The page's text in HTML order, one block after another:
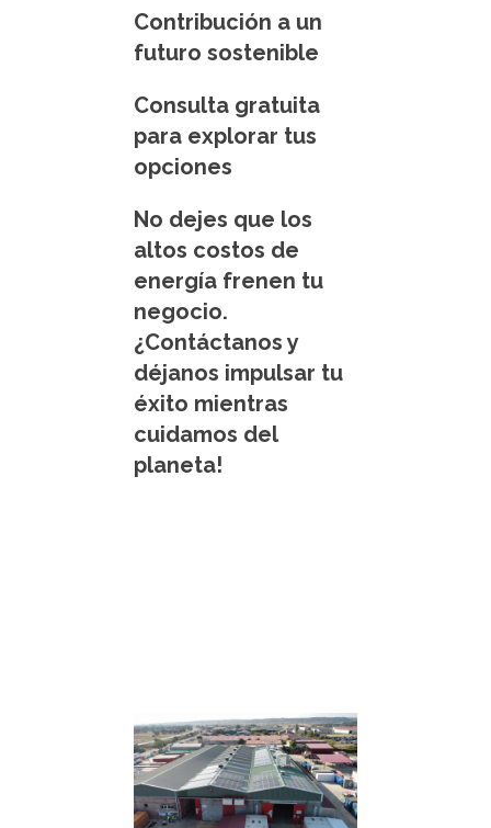
Contribución a un
futuro sostenible
Consulta gratuita
para explorar tus
opciones
No dejes que los
altos costos de
energía frenen tu
negocio.
¿Contáctanos y
déjanos impulsar tu
éxito mientras
cuidamos del
planeta!